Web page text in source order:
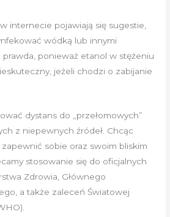
internecie pojawiają się sugestie,
wódką lub innymi
ponieważ etanol w stężeniu
jeżeli chodzi o zabijanie
dystans do „przełomowych”
z niepewnych źródeł. Chcąc
sobie oraz swoim bliskim
stosowanie się do oficjalnych
Zdrowia, Głównego
a także zaleceń Światowej